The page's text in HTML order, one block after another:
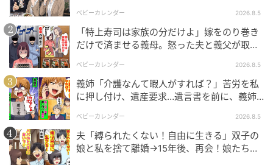
エキサイトニュース
ベビーカレンダー 2026.8.5
「特上寿司は家族の分だけよ」嫁をのり巻き
だけで済ませる義母。怒った夫と義父が取っ
ベビーカレンダー 2026.8.5
義姉「介護なんて暇人がすれば？」苦労を私
に押し付け、遺産要求…遺言書を前に、義姉
ベビーカレンダー 2026.8.5
夫「縛られたくない！自由に生きる」双子の
娘と私を捨て離婚→15年後、再会！娘たち